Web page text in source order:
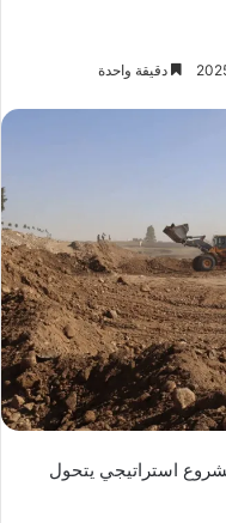
دقيقة واحدة
مشروع استراتيجي يتحول